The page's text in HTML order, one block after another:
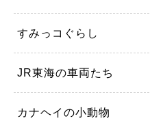
すみっコぐらし
JR東海の車両たち
カナヘイの小動物